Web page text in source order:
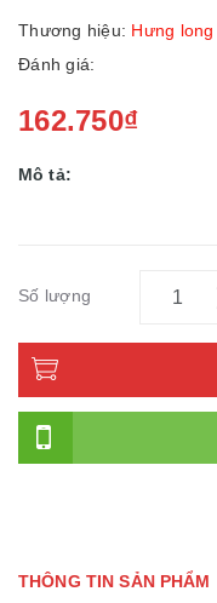
Thương hiệu: Hưng long
Đánh giá:
162.750₫
Mô tả:
Số lượng
THÔNG TIN SẢN PHẨM